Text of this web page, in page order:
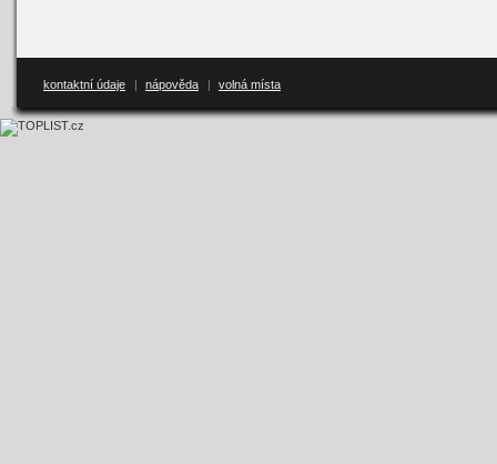
kontaktní údaje | nápověda | volná místa